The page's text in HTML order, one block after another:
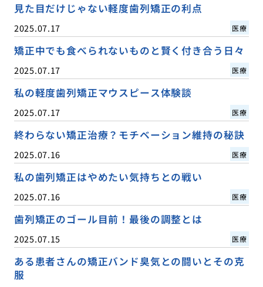
見た目だけじゃない軽度歯列矯正の利点
2025.07.17 医療
矯正中でも食べられないものと賢く付き合う日々
2025.07.17 医療
私の軽度歯列矯正マウスピース体験談
2025.07.17 医療
終わらない矯正治療？モチベーション維持の秘訣
2025.07.16 医療
私の歯列矯正はやめたい気持ちとの戦い
2025.07.16 医療
歯列矯正のゴール目前！最後の調整とは
2025.07.15 医療
ある患者さんの矯正バンド臭気との闘いとその克
服